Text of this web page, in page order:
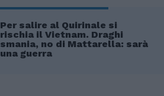
Per salire al Quirinale si
rischia il Vietnam. Draghi
smania, no di Mattarella: sarà
una guerra